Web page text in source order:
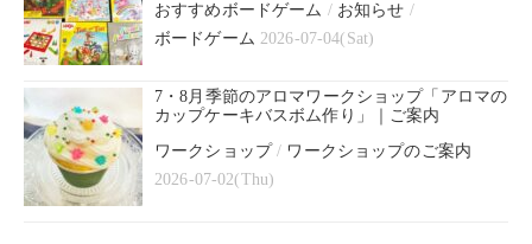
おすすめボードゲーム / お知らせ /
ボードゲーム 2026-07-04(Sat)
7・8月季節のアロマワークショップ「アロマの
カップケーキバスボム作り」｜ご案内
ワークショップ/ ワークショップのご案内
2026-07-02(Thu)